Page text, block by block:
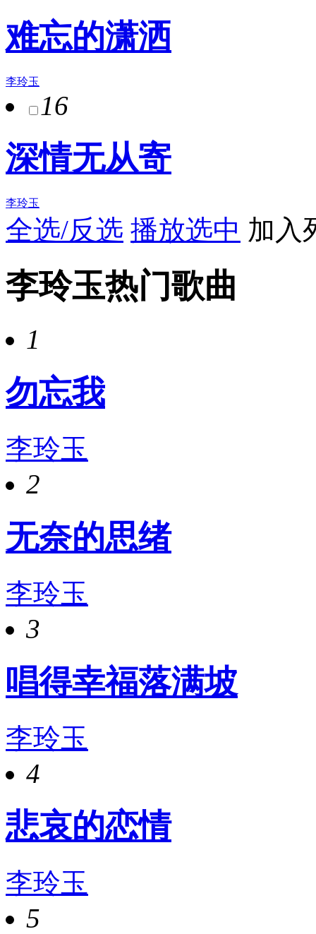
难忘的潇洒
李玲玉
16
深情无从寄
李玲玉
全选/反选 播放选中 加入
李玲玉热门歌曲
1
勿忘我
李玲玉
2
无奈的思绪
李玲玉
3
唱得幸福落满坡
李玲玉
4
悲哀的恋情
李玲玉
5